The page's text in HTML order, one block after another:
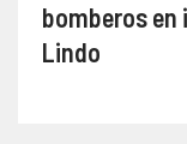
bomberos en
Lindo